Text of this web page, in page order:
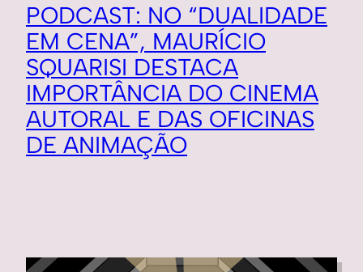
PODCAST: NO “DUALIDADE
EM CENA”, MAURÍCIO
SQUARISI DESTACA
IMPORTÂNCIA DO CINEMA
AUTORAL E DAS OFICINAS
DE ANIMAÇÃO